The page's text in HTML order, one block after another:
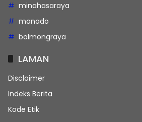
minahasaraya
manado
bolmongraya
LAMAN
Disclaimer
Indeks Berita
Kode Etik